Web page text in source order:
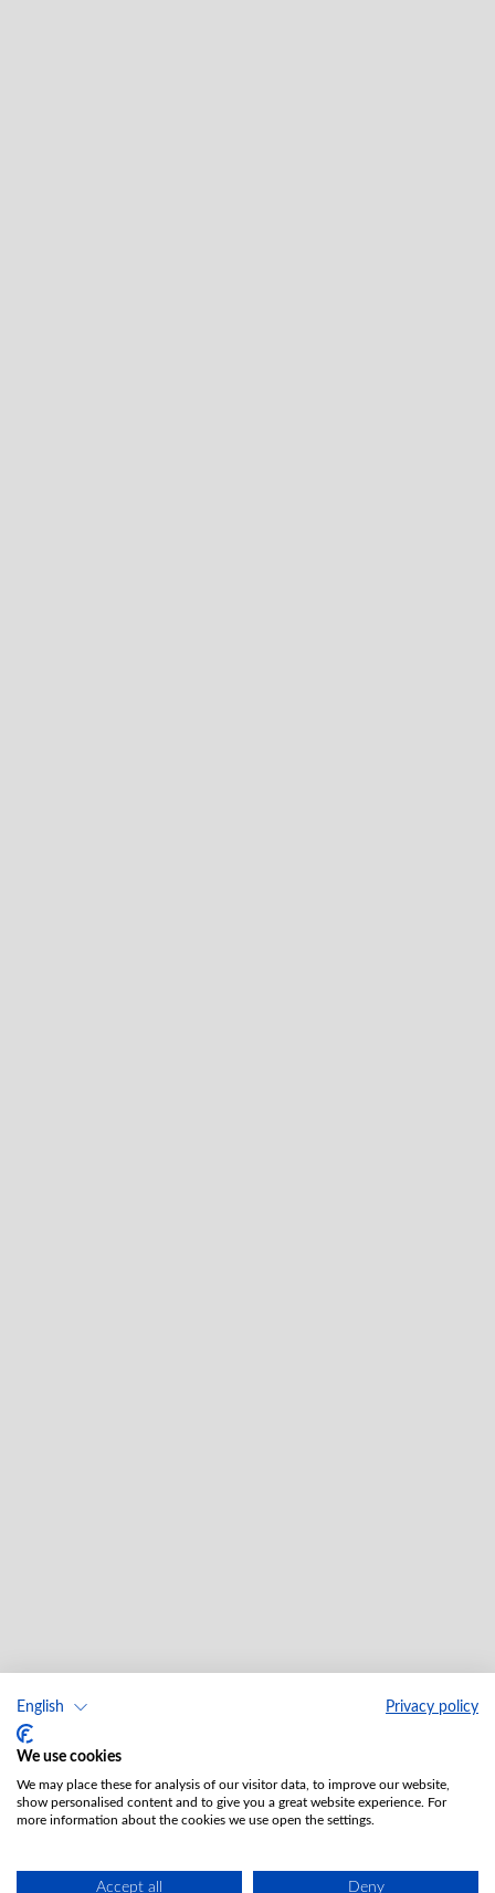
English Privacy policy
We use cookies
We may place these for analysis of our visitor data, to improve our website,
show personalised content and to give you a great website experience. For
more information about the cookies we use open the settings.
Accept all Deny